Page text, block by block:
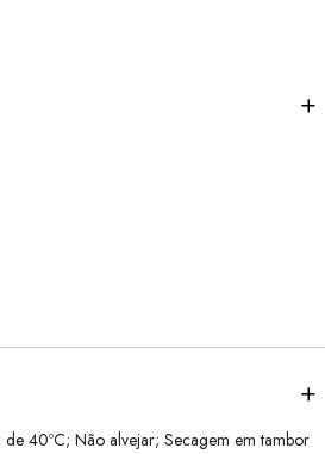
40ºC; Não alvejar; Secagem em tambor